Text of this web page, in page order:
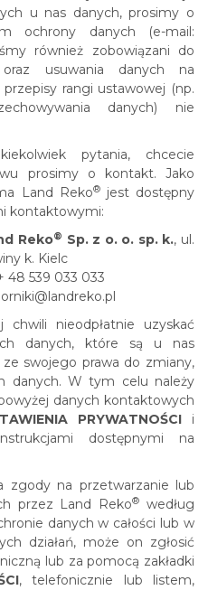
u nas danych, prosimy o
ochrony danych (e-mail:
również zobowiązani do
oraz usuwania danych na
rangi ustawowej (np.
danych) nie
pytania, chcecie
prosimy o kontakt. Jako
Land Reko®jest dostępny
kontaktowymi:
Reko® Sp. z o. o. sp. k., ul.
k. Kielc
48 539 033 033
nieodpłatnie uzyskać
danych, które są u nas
swojego prawa do zmiany,
danych. W tym celu należy
danych kontaktowych
PRYWATNOŚCI i
dostępnymi na
zgody na przetwarzanie lub
przez Land Reko®
według
danych w całości lub w
działań, może on zgłosić
lub za pomocą zakładki
, telefonicznie lub listem,